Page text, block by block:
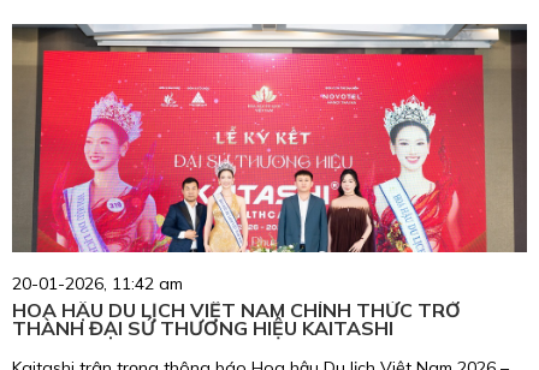
20-01-2026, 11:42 am
HOA HẬU DU LỊCH VIỆT NAM CHÍNH THỨC TRỞ
THÀNH ĐẠI SỨ THƯƠNG HIỆU KAITASHI